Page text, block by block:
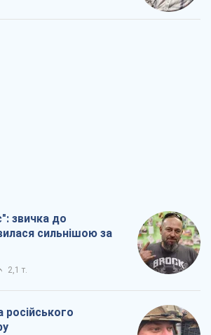
звичка до
сильнішою за
2,1 т.
російського